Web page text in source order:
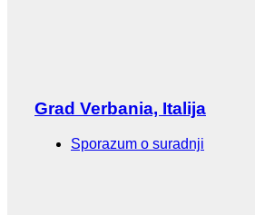
Grad Verbania, Italija
Sporazum o suradnji